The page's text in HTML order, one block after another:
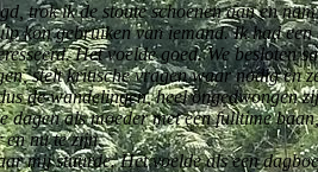
trok ik de stoute schoenen aan en
kon gebruiken van iemand. Ik had een
Het voelde goed. We besloten
stelt kritische vragen waar nodig en
de wandelingen, heel ongedwongen
dagen als moeder met een fulltime
en nu te zijn.
mij stuurde. Het voelde als een